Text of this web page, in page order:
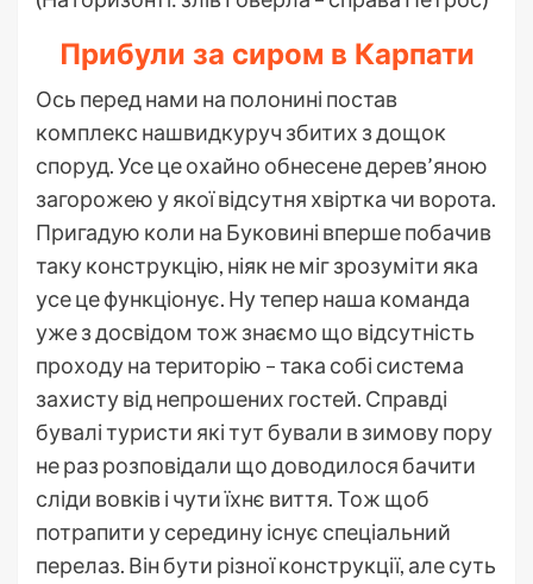
Прибули за сиром в Карпати
Ось перед нами на полонині постав
комплекс нашвидкуруч збитих з дощок
споруд. Усе це охайно обнесене дерев’яною
загорожею у якої відсутня хвіртка чи ворота.
Пригадую коли на Буковині вперше побачив
таку конструкцію, ніяк не міг зрозуміти яка
усе це функціонує. Ну тепер наша команда
уже з досвідом тож знаємо що відсутність
проходу на територію – така собі система
захисту від непрошених гостей. Справді
бувалі туристи які тут бували в зимову пору
не раз розповідали що доводилося бачити
сліди вовків і чути їхнє виття. Тож щоб
потрапити у середину існує спеціальний
перелаз. Він бути різної конструкції, але суть